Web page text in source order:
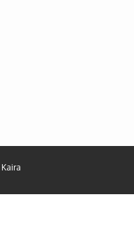
Kaira